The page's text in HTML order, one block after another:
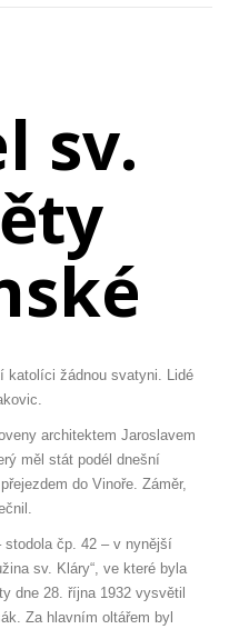
sv.
katolíci žádnou svatyni. Lidé
architektem Jaroslavem
měl stát podél dnešní
do Vinoře. Záměr,
stodola čp. 42 – v nynější
sv. Kláry“, ve které byla
dne 28. října 1932 vysvětil
Za hlavním oltářem byl